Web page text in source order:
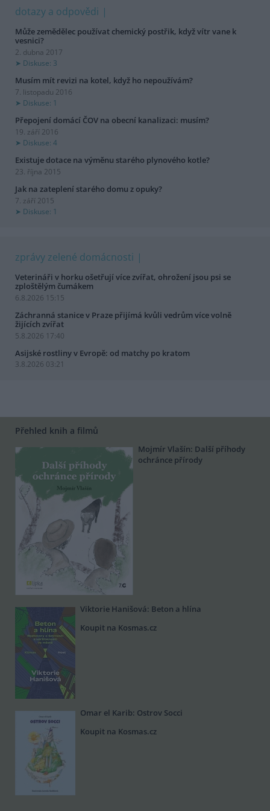
dotazy a odpovědi
Může zemědělec používat chemický postřik, když vítr vane k
vesnici?
2. dubna 2017
Diskuse: 3
Musím mít revizi na kotel, když ho nepoužívám?
7. listopadu 2016
Diskuse: 1
Přepojení domácí ČOV na obecní kanalizaci: musím?
19. září 2016
Diskuse: 4
Existuje dotace na výměnu starého plynového kotle?
23. října 2015
Jak na zateplení starého domu z opuky?
7. září 2015
Diskuse: 1
zprávy zelené domácnosti
Veterináři v horku ošetřují více zvířat, ohrožení jsou psi se
zploštělým čumákem
6.8.2026 15:15
Záchranná stanice v Praze přijímá kvůli vedrům více volně
žijících zvířat
5.8.2026 17:40
Asijské rostliny v Evropě: od matchy po kratom
3.8.2026 03:21
Přehled knih a filmů
Mojmír Vlašín: Další příhody
ochránce přírody
Viktorie Hanišová: Beton a hlína
Koupit na Kosmas.cz
Omar el Karib: Ostrov Socci
Koupit na Kosmas.cz